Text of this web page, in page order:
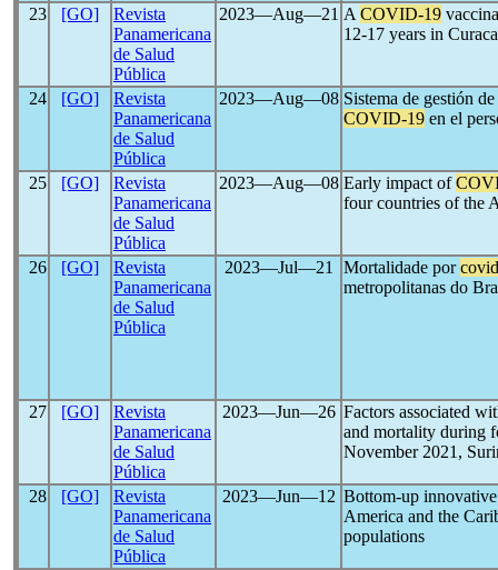
23 [GO]
Revista
Panamericana
de Salud
Pública
2023―Aug―21 A COVID-19
12-17 years in
24 [GO]
Revista
Panamericana
de Salud
Pública
2023―Aug―08 Sistema de gestión
COVID-19 en el
25 [GO]
Revista
Panamericana
de Salud
Pública
2023―Aug―08 Early impact of
four countries of the
26 [GO]
Revista
Panamericana
de Salud
Pública
2023―Jul―21 Mortalidade por
metropolitanas do
27 [GO]
Revista
Panamericana
de Salud
Pública
2023―Jun―26 Factors associated
and mortality during
November 2021,
28 [GO]
Revista
Panamericana
de Salud
Pública
2023―Jun―12 Bottom-up
America and the
populations